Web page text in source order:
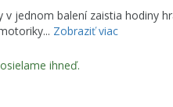
v jednom balení zaistia hodiny
Zobraziť viac
ihneď.